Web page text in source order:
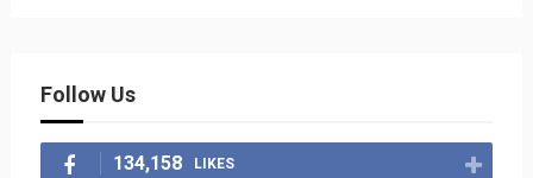
Follow Us
134,158 LIKES